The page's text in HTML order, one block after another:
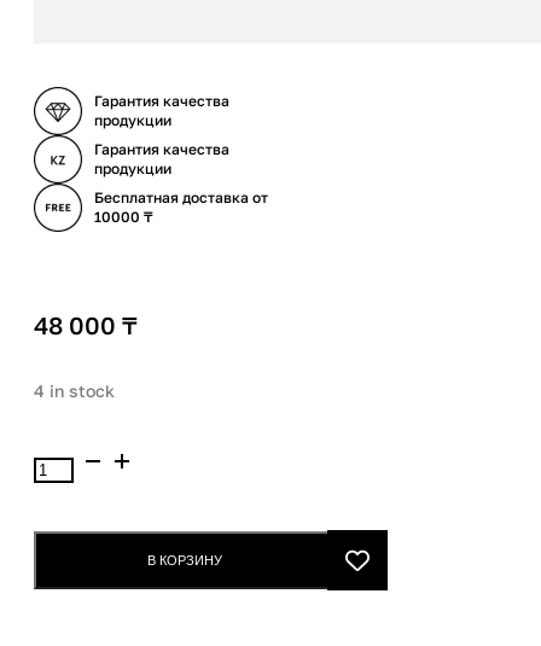
Гарантия качества
продукции
Гарантия качества
продукции
Бесплатная доставка от
10000 ₸
48 000 ₸
4 in stock
Babor
skinovage
В КОРЗИНУ